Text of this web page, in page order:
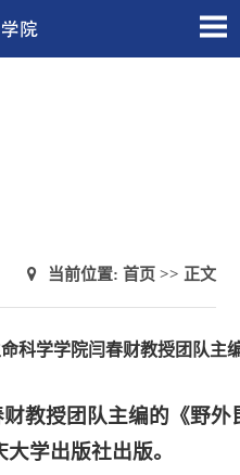
当前位置: 首页 >> 正文
科学学院闫春财教授团队主
教授团队主编的《野外
学出版社出版。